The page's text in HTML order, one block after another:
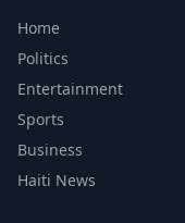
Home
Politics
Entertainment
Sports
Business
Haiti News